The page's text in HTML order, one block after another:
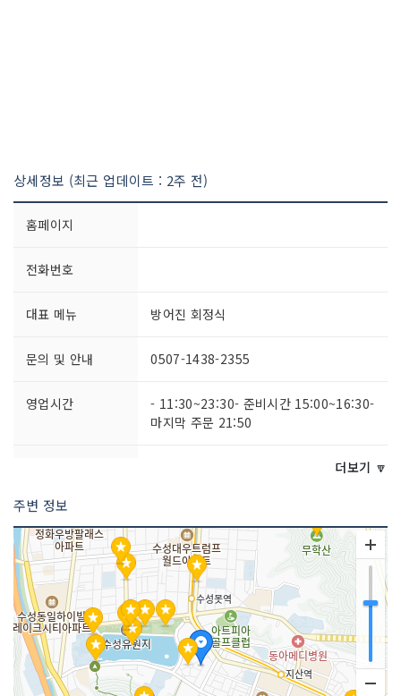
상세정보 (최근 업데이트 : 2주 전)
홈페이지
전화번호
대표 메뉴 방어진 회정식
문의 및 안내 0507-1438-2355
영업시간
- 11:30~23:30- 준비시간 15:00~16:30-
마지막 주문 21:50
주차시설
쉬는날 연중무휴
취급 메뉴
참가자미회 / 방어진물회 / 방어진 간장
물회 등
인허가번호 20200176126
더보기 🔽
주변 정보